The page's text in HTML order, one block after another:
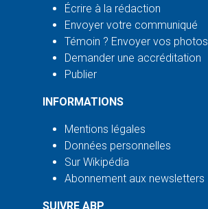
Écrire à la rédaction
Envoyer votre communiqué
Témoin ? Envoyer vos photos
Demander une accréditation
Publier
INFORMATIONS
Mentions légales
Données personnelles
Sur Wikipédia
Abonnement aux newsletters
SUIVRE ABP